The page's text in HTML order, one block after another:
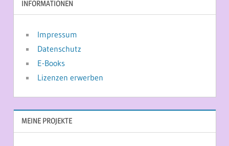
INFORMATIONEN
Impressum
Datenschutz
E-Books
Lizenzen erwerben
MEINE PROJEKTE